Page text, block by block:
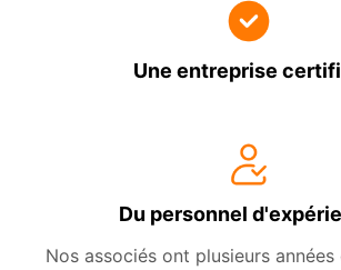
Une entreprise
Du personnel
Nos associés ont plusieurs